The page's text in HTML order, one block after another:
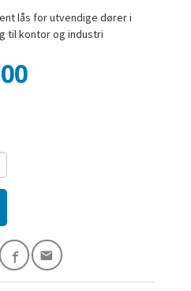
lås for utvendige dører i
til kontor og industri